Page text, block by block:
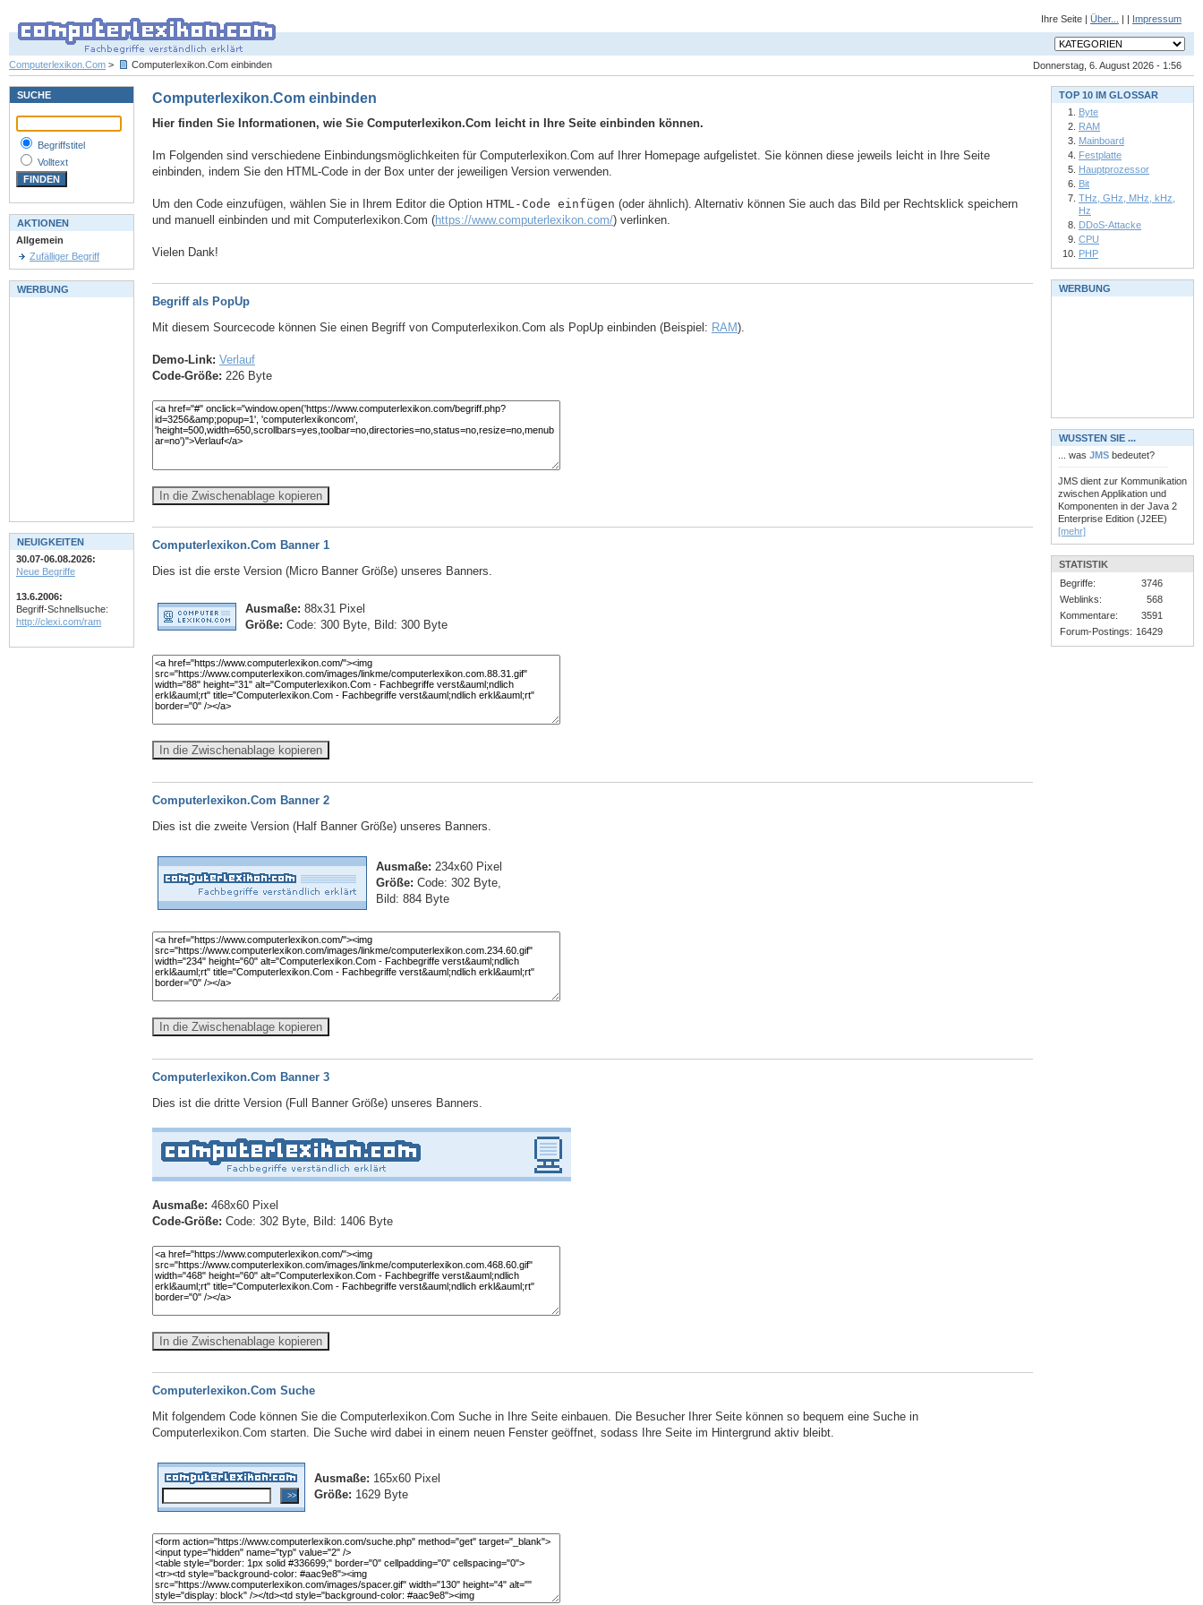
Ihre Seite | Über... | | Impressum
Donnerstag, 6. August 2026 - 1:56
Computerlexikon.Com > Computerlexikon.Com einbinden
Computerlexikon.Com einbinden
Hier finden Sie Informationen, wie Sie Computerlexikon.Com leicht in Ihre Seite einbinden können.
Im Folgenden sind verschiedene Einbindungsmöglichkeiten für Computerlexikon.Com auf Ihrer Homepage aufgelistet. Sie können diese jeweils leicht in Ihre Seite
einbinden, indem Sie den HTML-Code in der Box unter der jeweiligen Version verwenden.
Um den Code einzufügen, wählen Sie in Ihrem Editor die Option HTML-Code einfügen (oder ähnlich). Alternativ können Sie auch das Bild per Rechtsklick speichern
und manuell einbinden und mit Computerlexikon.Com (https://www.computerlexikon.com/) verlinken.
Vielen Dank!
Begriff als PopUp
Mit diesem Sourcecode können Sie einen Begriff von Computerlexikon.Com als PopUp einbinden (Beispiel: RAM).
Demo-Link: Verlauf
Code-Größe: 226 Byte
In die Zwischenablage kopieren
Computerlexikon.Com Banner 1
Dies ist die erste Version (Micro Banner Größe) unseres Banners.
Ausmaße: 88x31 Pixel
Größe: Code: 300 Byte, Bild: 300 Byte
In die Zwischenablage kopieren
Computerlexikon.Com Banner 2
Dies ist die zweite Version (Half Banner Größe) unseres Banners.
Ausmaße: 234x60 Pixel
Größe: Code: 302 Byte,
Bild: 884 Byte
In die Zwischenablage kopieren
Computerlexikon.Com Banner 3
Dies ist die dritte Version (Full Banner Größe) unseres Banners.
Ausmaße: 468x60 Pixel
Code-Größe: Code: 302 Byte, Bild: 1406 Byte
In die Zwischenablage kopieren
Computerlexikon.Com Suche
Mit folgendem Code können Sie die Computerlexikon.Com Suche in Ihre Seite einbauen. Die Besucher Ihrer Seite können so bequem eine Suche in
Computerlexikon.Com starten. Die Suche wird dabei in einem neuen Fenster geöffnet, sodass Ihre Seite im Hintergrund aktiv bleibt.
Ausmaße: 165x60 Pixel
Größe: 1629 Byte
SUCHE
Begriffstitel
Volltext
AKTIONEN
Allgemein
Zufälliger Begriff
WERBUNG
NEUIGKEITEN
30.07-06.08.2026:
Neue Begriffe
13.6.2006:
Begriff-Schnellsuche:
http://clexi.com/ram
TOP 10 IM GLOSSAR
Byte
RAM
Mainboard
Festplatte
Hauptprozessor
Bit
THz, GHz, MHz, kHz,
Hz
DDoS-Attacke
CPU
PHP
WERBUNG
WUSSTEN SIE ...
... was JMS bedeutet?
JMS dient zur Kommunikation
zwischen Applikation und
Komponenten in der Java 2
Enterprise Edition (J2EE)
[mehr]
STATISTIK
Begriffe:
3746
Weblinks:
568
Kommentare:
3591
Forum-Postings: 16429